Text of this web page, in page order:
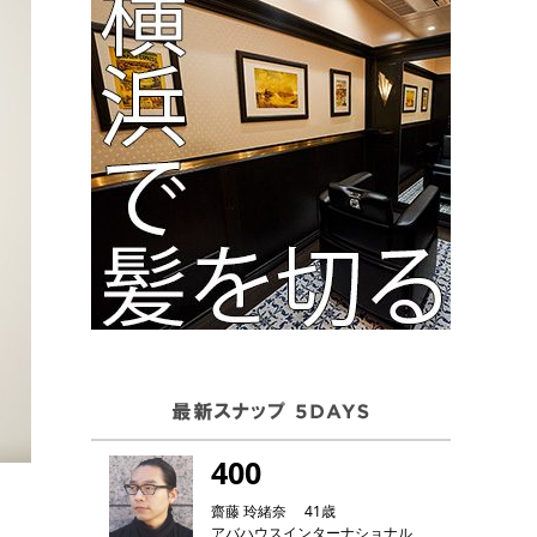
400
齋藤 玲緒奈 41歳
アバハウスインターナショナル